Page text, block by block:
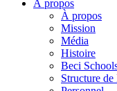
À propos
À propos
Mission
Média
Histoire
Beci
Structure de